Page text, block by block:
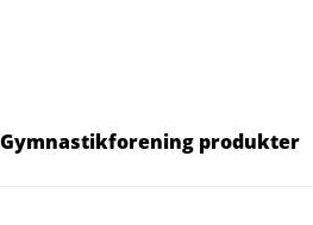
produkter